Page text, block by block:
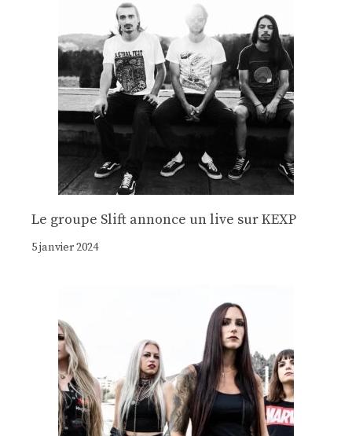
Le groupe Slift annonce un live sur KEXP
5 janvier 2024